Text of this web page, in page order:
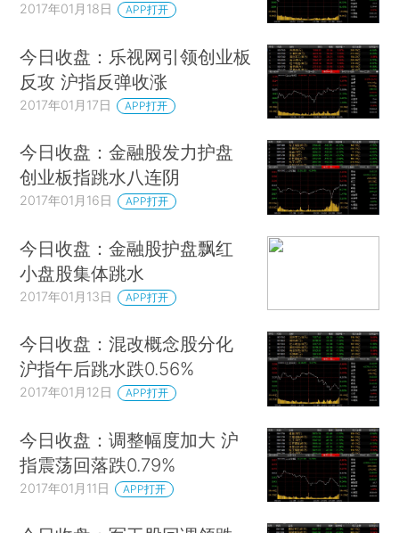
2017年01月18日 APP打开
今日收盘：乐视网引领创业板
反攻 沪指反弹收涨
2017年01月17日 APP打开
今日收盘：金融股发力护盘
创业板指跳水八连阴
2017年01月16日 APP打开
今日收盘：金融股护盘飘红
小盘股集体跳水
2017年01月13日 APP打开
今日收盘：混改概念股分化
沪指午后跳水跌0.56%
2017年01月12日 APP打开
今日收盘：调整幅度加大 沪
指震荡回落跌0.79%
2017年01月11日 APP打开